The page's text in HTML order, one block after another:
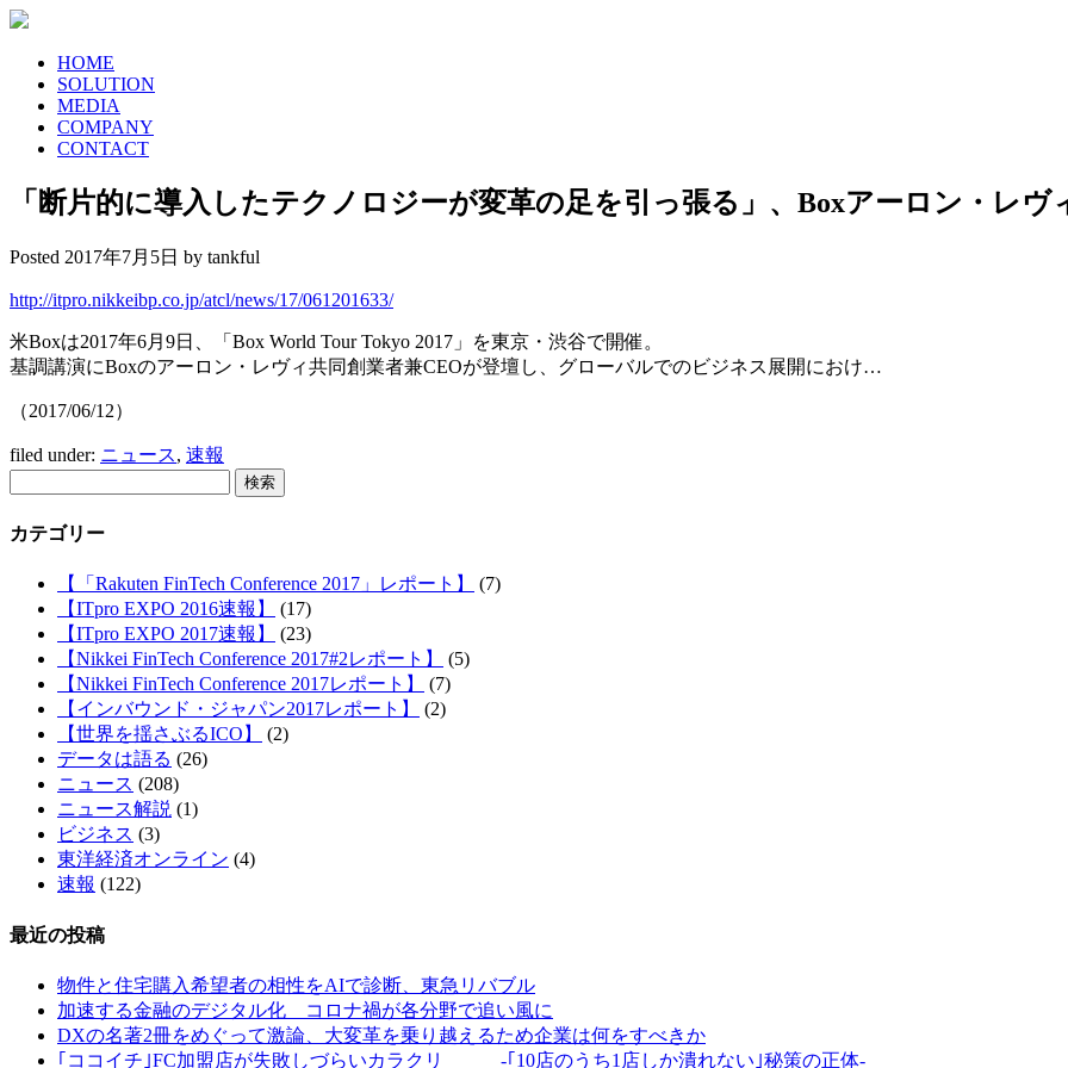
HOME
SOLUTION
MEDIA
COMPANY
CONTACT
「断片的に導入したテクノロジーが変革の足を引っ張る」、Boxアーロン・レヴ
Posted 2017年7月5日 by tankful
http://itpro.nikkeibp.co.jp/atcl/news/17/061201633/
米Boxは2017年6月9日、「Box World Tour Tokyo 2017」を東京・渋谷で開催。
基調講演にBoxのアーロン・レヴィ共同創業者兼CEOが登壇し、グローバルでのビジネス展開におけ…
（2017/06/12）
filed under: ニュース, 速報
検索
カテゴリー
【「Rakuten FinTech Conference 2017」レポート】
(7)
【ITpro EXPO 2016速報】
(17)
【ITpro EXPO 2017速報】
(23)
【Nikkei FinTech Conference 2017#2レポート】
(5)
【Nikkei FinTech Conference 2017レポート】
(7)
【インバウンド・ジャパン2017レポート】
(2)
【世界を揺さぶるICO】
(2)
データは語る (26)
ニュース (208)
ニュース解説 (1)
ビジネス (3)
東洋経済オンライン (4)
速報 (122)
最近の投稿
物件と住宅購入希望者の相性をAIで診断、東急リバブル
加速する金融のデジタル化 コロナ禍が各分野で追い風に
DXの名著2冊をめぐって激論、大変革を乗り越えるため企業は何をすべきか
｢ココイチ｣FC加盟店が失敗しづらいカラクリ -｢10店のうち1店しか潰れない｣秘策の正体-